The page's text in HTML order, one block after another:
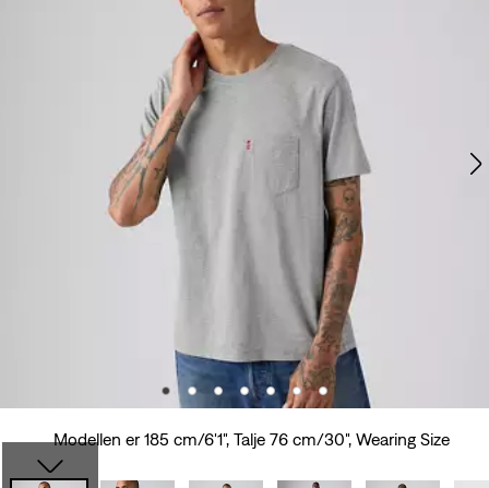
Modellen er 185 cm/6'1", Talje 76 cm/30", Wearing Size